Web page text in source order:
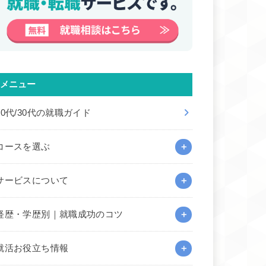
メニュー
代/30代の就職ガイド
ースを選ぶ
ービスについて
歴・学歴別｜就職成功のコツ
活お役立ち情報